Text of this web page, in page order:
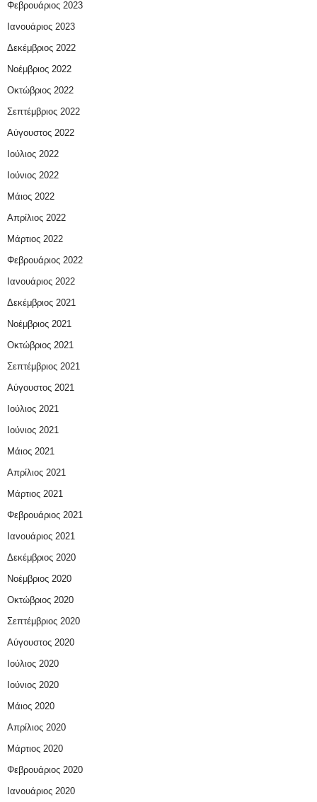
Φεβρουάριος 2023
Ιανουάριος 2023
Δεκέμβριος 2022
Νοέμβριος 2022
Οκτώβριος 2022
Σεπτέμβριος 2022
Αύγουστος 2022
Ιούλιος 2022
Ιούνιος 2022
Μάιος 2022
Απρίλιος 2022
Μάρτιος 2022
Φεβρουάριος 2022
Ιανουάριος 2022
Δεκέμβριος 2021
Νοέμβριος 2021
Οκτώβριος 2021
Σεπτέμβριος 2021
Αύγουστος 2021
Ιούλιος 2021
Ιούνιος 2021
Μάιος 2021
Απρίλιος 2021
Μάρτιος 2021
Φεβρουάριος 2021
Ιανουάριος 2021
Δεκέμβριος 2020
Νοέμβριος 2020
Οκτώβριος 2020
Σεπτέμβριος 2020
Αύγουστος 2020
Ιούλιος 2020
Ιούνιος 2020
Μάιος 2020
Απρίλιος 2020
Μάρτιος 2020
Φεβρουάριος 2020
Ιανουάριος 2020